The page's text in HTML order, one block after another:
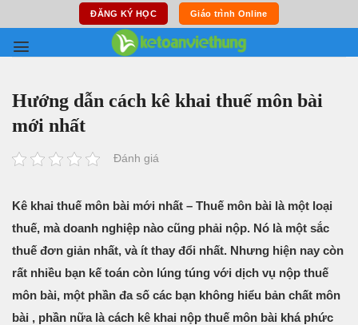
content
ĐĂNG KÝ HỌC Giáo trình Online
Hướng dẫn cách kê khai thuế môn bài
mới nhất
Đánh giá
Kê khai thuế môn bài mới nhất – Thuế môn bài là một loại
thuế, mà doanh nghiệp nào cũng phải nộp. Nó là một sắc
thuế đơn giản nhất, và ít thay đổi nhất. Nhưng hiện nay còn
rất nhiều bạn kế toán còn lúng túng với dịch vụ nộp thuế
môn bài, một phần đa số các bạn không hiểu bản chất môn
bài , phần nữa là cách kê khai nộp thuế môn bài khá phức